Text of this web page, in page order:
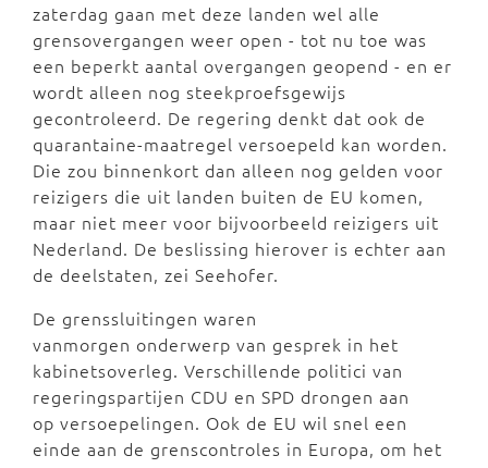
zaterdag gaan met deze landen wel alle
grensovergangen weer open - tot nu toe was
een beperkt aantal overgangen geopend - en er
wordt alleen nog steekproefsgewijs
gecontroleerd. De regering denkt dat ook de
quarantaine-maatregel versoepeld kan worden.
Die zou binnenkort dan alleen nog gelden voor
reizigers die uit landen buiten de EU komen,
maar niet meer voor bijvoorbeeld reizigers uit
Nederland. De beslissing hierover is echter aan
de deelstaten, zei Seehofer.
De grenssluitingen waren
vanmorgen onderwerp van gesprek in het
kabinetsoverleg. Verschillende politici van
regeringspartijen CDU en SPD drongen aan
op versoepelingen. Ook de EU wil snel een
einde aan de grenscontroles in Europa, om het